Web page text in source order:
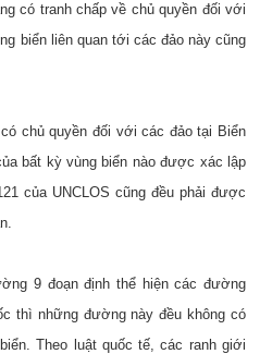
có tranh chấp về chủ quyền đối với
biển liên quan tới các đảo này cũng
chủ quyền đối với các đảo tại Biển
bất kỳ vùng biển nào được xác lập
của UNCLOS cũng đều phải được
9 đoạn định thể hiện các đường
thì những đường này đều không có
Theo luật quốc tế, các ranh giới